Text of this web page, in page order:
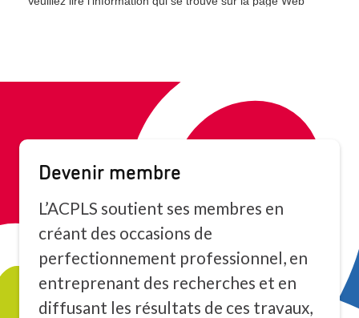
Devenir membre
L’ACPLS soutient ses membres en
créant des occasions de
perfectionnement professionnel, en
entreprenant des recherches et en
diffusant les résultats de ces travaux,